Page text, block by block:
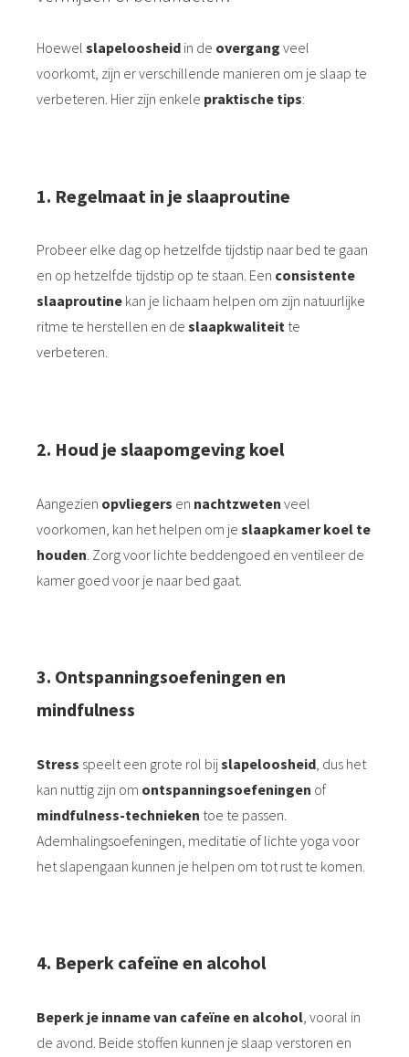
Hoewel slapeloosheid in de overgang veel
voorkomt, zijn er verschillende manieren om je slaap te
verbeteren. Hier zijn enkele praktische tips:
1.⁠ ⁠Regelmaat in je slaaproutine
Probeer elke dag op hetzelfde tijdstip naar bed te gaan
en op hetzelfde tijdstip op te staan. Een consistente
slaaproutine kan je lichaam helpen om zijn natuurlijke
ritme te herstellen en de slaapkwaliteit te
verbeteren.
2.⁠ ⁠Houd je slaapomgeving koel
Aangezien opvliegers en nachtzweten veel
voorkomen, kan het helpen om je slaapkamer koel te
houden . Zorg voor lichte beddengoed en ventileer de
kamer goed voor je naar bed gaat.
3.⁠ ⁠Ontspanningsoefeningen en
mindfulness
Stress speelt een grote rol bijslapeloosheid , dus het
kan nuttig zijn om ontspanningsoefeningen of
mindfulness-technieken toe te passen.
Ademhalingsoefeningen, meditatie of lichte yoga voor
het slapengaan kunnen je helpen om tot rust te komen.
4.⁠ ⁠Beperk cafeïne en alcohol
Beperk je inname van cafeïne en alcohol , vooral in
de avond. Beide stoffen kunnen je slaap verstoren en